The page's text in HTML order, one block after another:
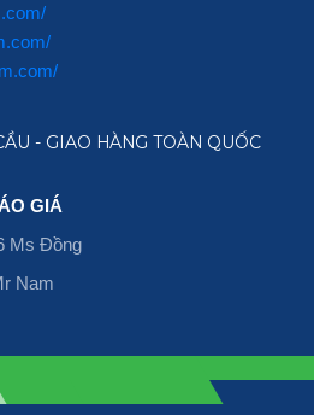
- GIAO HÀNG TOÀN QUỐC
GIÁ
Ms Đồng
Nam